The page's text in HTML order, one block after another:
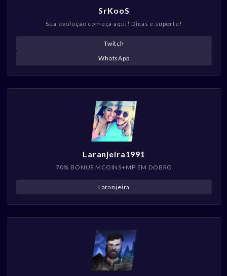
SrKooS
Sua evolução começa aqui! Dicas e suporte!
Twitch
WhatsApp
Laranjeira1991
70% BONUS MCOINS+MP EM DOBRO
Laranjeira